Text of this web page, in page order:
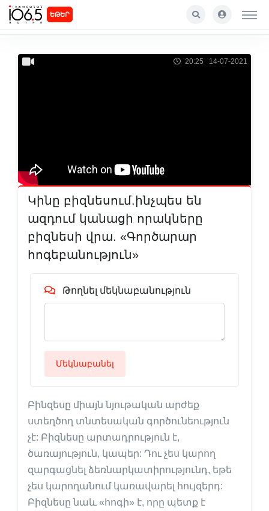
ԵԹԵՐ
20:25 14-07-2021
Կինը բիզնեսում.ինչպես են
ազդում կանացի որակները
բիզնեսի վրա. «Գործարար
հոգեբանություն»
Թողնել մեկնաբանություն
Մեկնաբանել
Բինզեսը միայն նյութական արժեք
ստեղծող տնտեսական գործունեություն
չէ: Բիզնեսը արտադրություն է,
ծառայություն, կապեր: Դու չես կարող
զարգացնել ձեռնարկատիրությունդ, եթե
չես կարողանում կառավարել հույզերդ:
Բիզնեսը նաև «հոգի» է, որը պետք է